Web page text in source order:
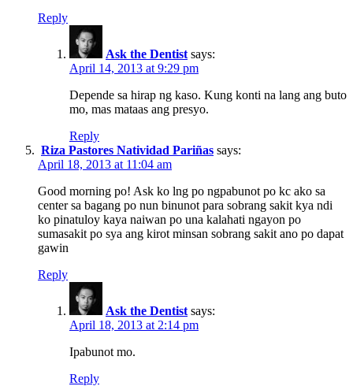
Reply
Ask the Dentist says:
April 14, 2013 at 9:29 pm
Depende sa hirap ng kaso. Kung konti na lang ang buto
mo, mas mataas ang presyo.
Reply
Riza Pastores Natividad Pariñas says:
April 18, 2013 at 11:04 am
Good morning po! Ask ko lng po ngpabunot po kc ako sa
center sa bagang po nun binunot para sobrang sakit kya ndi
ko pinatuloy kaya naiwan po una kalahati ngayon po
sumasakit po sya ang kirot minsan sobrang sakit ano po dapat
gawin
Reply
Ask the Dentist says:
April 18, 2013 at 2:14 pm
Ipabunot mo.
Reply